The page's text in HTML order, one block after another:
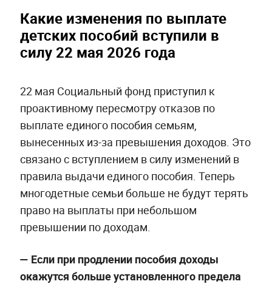
Какие изменения по выплате
детских пособий вступили в
силу 22 мая 2026 года
22 мая Социальный фонд приступил к
проактивному пересмотру отказов по
выплате единого пособия семьям,
вынесенных из-за превышения доходов. Это
связано с вступлением в силу изменений в
правила выдачи единого пособия. Теперь
многодетные семьи больше не будут терять
право на выплаты при небольшом
превышении по доходам.
— Если при продлении пособия доходы
окажутся больше установленного предела